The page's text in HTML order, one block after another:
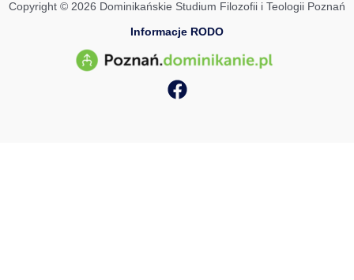
Copyright © 2026 Dominikańskie Studium Filozofii i Teologii Poznań
Informacje RODO